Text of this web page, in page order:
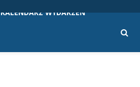
KALENDARZ WYDARZEŃ